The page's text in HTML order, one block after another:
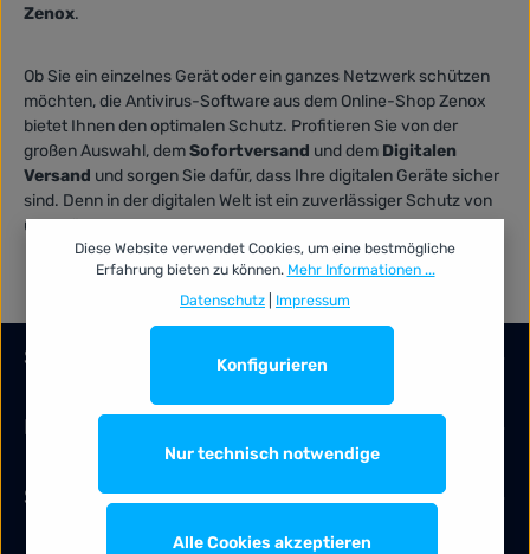
Zenox.
Ob Sie ein einzelnes Gerät oder ein ganzes Netzwerk schützen
möchten, die Antivirus-Software aus dem Online-Shop Zenox
bietet Ihnen den optimalen Schutz. Profitieren Sie von der
großen Auswahl, demSofortversand und dem Digitalen
Versand und sorgen Sie dafür, dass Ihre digitalen Geräte sicher
sind. Denn in der digitalen Welt ist ein zuverlässiger Schutz von
unschätzbarem Wert.
Service-Hotline
Information
Services
Diese Website verwendet Cookies, um eine bestmögliche
Erfahrung bieten zu können. Mehr Informationen ...
Datenschutz
Impressum
Nur technisch notwendige
Konfigurieren
Alle Cookies akzeptieren